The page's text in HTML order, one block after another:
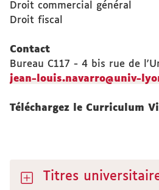
Droit commercial général
Droit fiscal
Contact
Bureau C117 - 4 bis rue de
jean-louis.navarro@univ-
Téléchargez le Curriculum
Titres